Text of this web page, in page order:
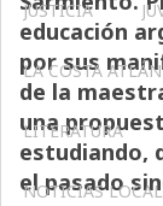
JUSTICIA
LA COSTA
LITERATURA
NOTICIAS
educación
por sus
de la
una
estudiando,
el pasado